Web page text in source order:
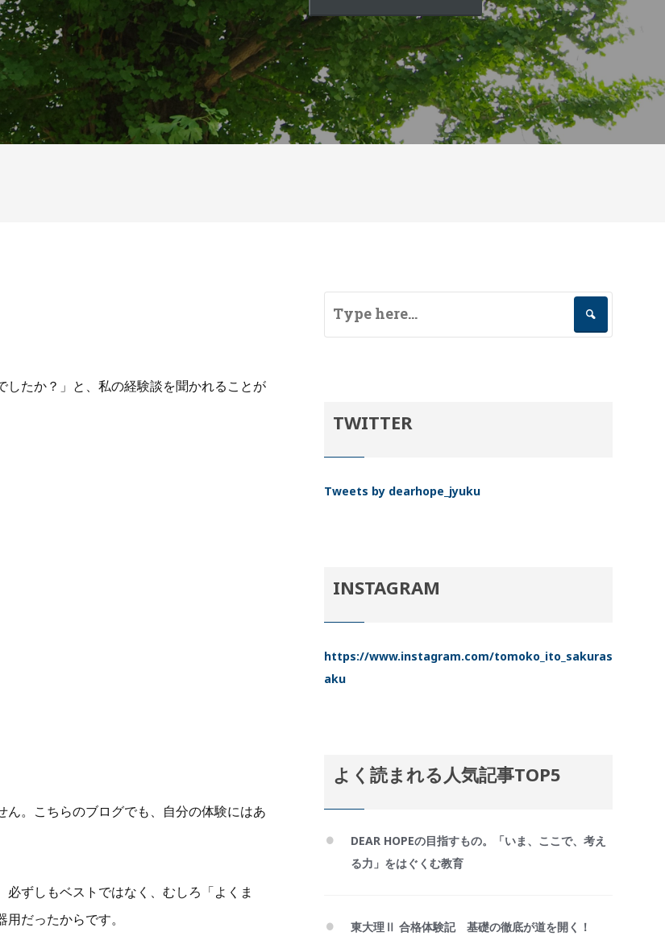
たか？」と、私の経験談を聞かれることが
。こちらのブログでも、自分の体験にはあ
ずしもベストではなく、むしろ「よくま
だったからです。
TWITTER
Tweets by dearhope_jyuku
INSTAGRAM
https://www.instagram.com/tomoko_ito_sakuras
aku
よく読まれる人気記事TOP5
DEAR HOPEの目指すもの。「いま、ここで、考え
る力」をはぐくむ教育
東大理Ⅱ 合格体験記 基礎の徹底が道を開く！